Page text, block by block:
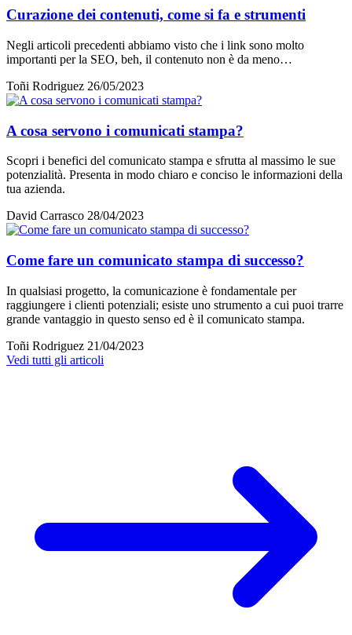
Curazione dei contenuti, come si fa e strumenti
Negli articoli precedenti abbiamo visto che i link sono molto
importanti per la SEO, beh, il contenuto non è da meno…
Toñi Rodriguez 26/05/2023
A cosa servono i comunicati stampa?
Scopri i benefici del comunicato stampa e sfrutta al massimo le sue
potenzialità. Presenta in modo chiaro e conciso le informazioni della
tua azienda.
David Carrasco 28/04/2023
Come fare un comunicato stampa di successo?
In qualsiasi progetto, la comunicazione è fondamentale per
raggiungere i clienti potenziali; esiste uno strumento a cui puoi trarre
grande vantaggio in questo senso ed è il comunicato stampa.
Toñi Rodriguez 21/04/2023
Vedi tutti gli articoli